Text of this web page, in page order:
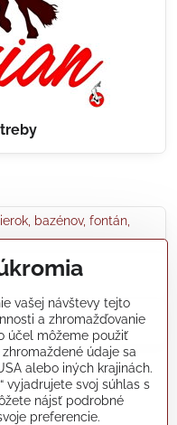
fontán,
vašej návštevy tejto
a zhromažďovanie
účel môžeme použiť
údaje sa
alebo iných krajinách.
vyjadrujete svoj súhlas s
nájsť podrobné
preferencie.